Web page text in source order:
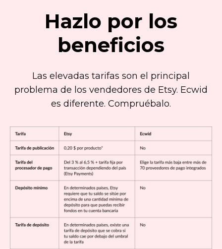
Hazlo por los
beneficios
Las elevadas tarifas son el principal
problema de los vendedores de Etsy. Ecwid
es diferente. Compruébalo.